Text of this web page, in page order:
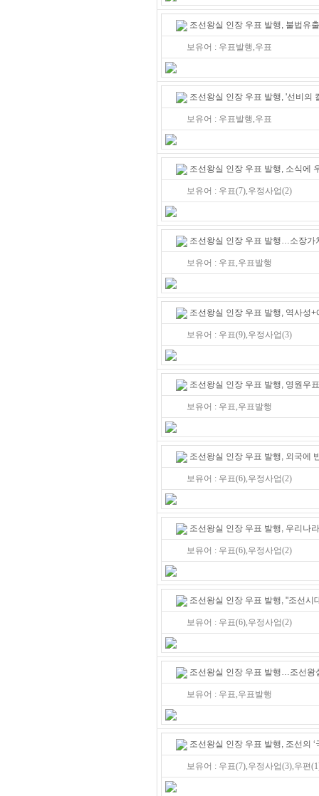
조선왕실 인장 우표 발행, 불법유
보유어 : 우표발행,우표
조선왕실 인장 우표 발행, '선비의
보유어 : 우표발행,우표
조선왕실 인장 우표 발행, 소식에
보유어 : 우표(7),우정사업(2)
조선왕실 인장 우표 발행…소장가
보유어 : 우표,우표발행
조선왕실 인장 우표 발행, 역사성
보유어 : 우표(9),우정사업(3)
조선왕실 인장 우표 발행, 영원우
보유어 : 우표,우표발행
조선왕실 인장 우표 발행, 외국에
보유어 : 우표(6),우정사업(2)
조선왕실 인장 우표 발행, 우리나
보유어 : 우표(6),우정사업(2)
조선왕실 인장 우표 발행, "조선시
보유어 : 우표(6),우정사업(2)
조선왕실 인장 우표 발행…조선왕
보유어 : 우표,우표발행
조선왕실 인장 우표 발행, 조선의
보유어 : 우표(7),우정사업(3),우편